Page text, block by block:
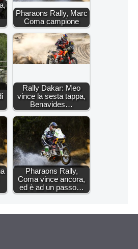
Pharaons Rally, Marc
Coma campione
Rally Dakar: Meo
vince la sesta tappa,
Benavides…
Pharaons Rally,
Coma vince ancora,
ed è ad un passo…